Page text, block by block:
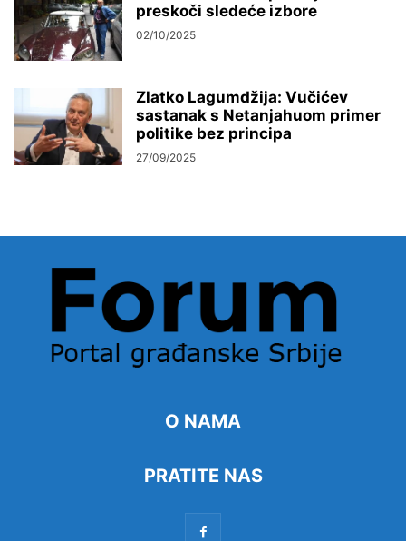
preskoči sledeće izbore
02/10/2025
Zlatko Lagumdžija: Vučićev
sastanak s Netanjahuom primer
politike bez principa
27/09/2025
O NAMA
PRATITE NAS